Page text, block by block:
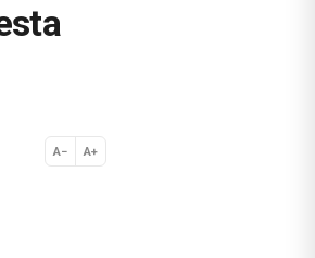
A− A+
Normal